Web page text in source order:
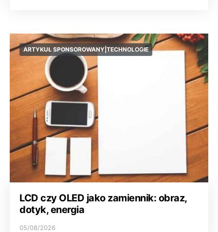
ARTYKUŁ SPONSOROWANY|TECHNOLOGIE
LCD czy OLED jako zamiennik: obraz,
dotyk, energia
05/08/2026